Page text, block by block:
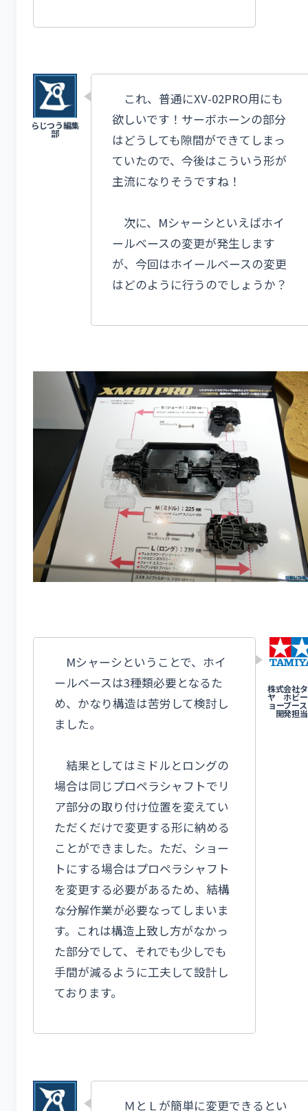
これ、普通にXV-02PRO用にも
欲しいです！サーボホーンの部分
はどうしても隙間ができてしまっ
ていたので、今後はこういう形が
主流になりそうですね！
次に、Mシャーシといえばホイ
ールベースの変更が発生します
が、今回はホイールベースの変更
はどのように行うのでしょうか？
Mシャーシということで、ホイ
ールベースは3種類必要となるた
め、かなり構造は苦労して検討し
ました。
結果としてはミドルとロングの
場合は同じプロペラシャフトでリ
ア部分の取り付け位置を変えてい
ただくだけで変更する形に納める
ことができました。ただ、ショー
トにする場合はプロペラシャフト
を変更する必要があるため、結構
な分解作業が必要なってしまいま
す。これは構造上致し方がなかっ
た部分でして、それでも少しでも
手間が減るように工夫して設計し
ております。
ＭとＬが簡単に変更できるとい